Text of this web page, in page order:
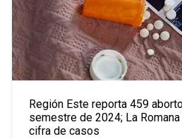
Región Este reporta 459
semestre de 2024; La
cifra de casos